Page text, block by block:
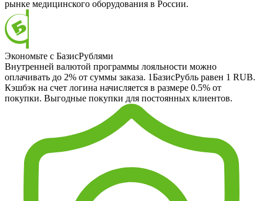
рынке медицинского оборудования в России.
Экономьте с БазисРублями
Внутренней валютой программы лояльности можно
оплачивать до 2% от суммы заказа. 1БазисРубль равен 1 RUB.
Кэшбэк на счет логина начисляется в размере 0.5% от
покупки. Выгодные покупки для постоянных клиентов.